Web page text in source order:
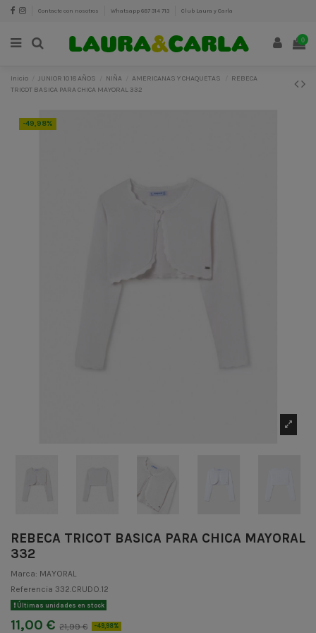
Contacte con nosotros Whatsapp 687 314 713 Club Laura y Carla
0
Inicio JUNIOR 10 18 AÑOS NIÑA AMERICANAS Y CHAQUETAS
REBECA
TRICOT BASICA PARA CHICA MAYORAL 332
-49,98%
REBECA TRICOT BASICA PARA CHICA MAYORAL
332
Marca: MAYORAL
Referencia 332.CRUDO.12
Últimas unidades en stock
11,00 € 21,99 € -49,98%